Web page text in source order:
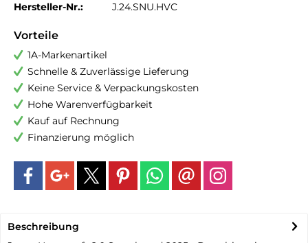
Hersteller-Nr.:
J.24.SNU.HVC
Vorteile
1A-Markenartikel
Schnelle & Zuverlässige Lieferung
Keine Service & Verpackungskosten
Hohe Warenverfügbarkeit
Kauf auf Rechnung
Finanzierung möglich
Beschreibung